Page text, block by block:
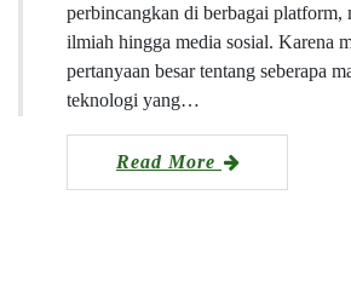
perbincangkan di berbagai platform,
ilmiah hingga media sosial. Karena
pertanyaan besar tentang seberapa
teknologi yang…
Read More